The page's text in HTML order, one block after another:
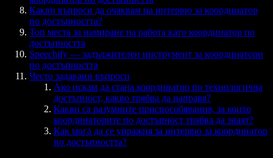
Какви въпроси да очаквам на интервю за координатор
по достъпността?
Топ места за намиране на работа като координатор по
достъпността
Speechify — задължителен инструмент за координатори
по достъпността
Често задавани въпроси
Ако искам да стана координатор по технологична
достъпност, какво трябва да направя?
Какви са разумните приспособявания, за които
координаторите по достъпност трябва да знаят?
Как мога да се упражня за интервю за координатор
по достъпността?